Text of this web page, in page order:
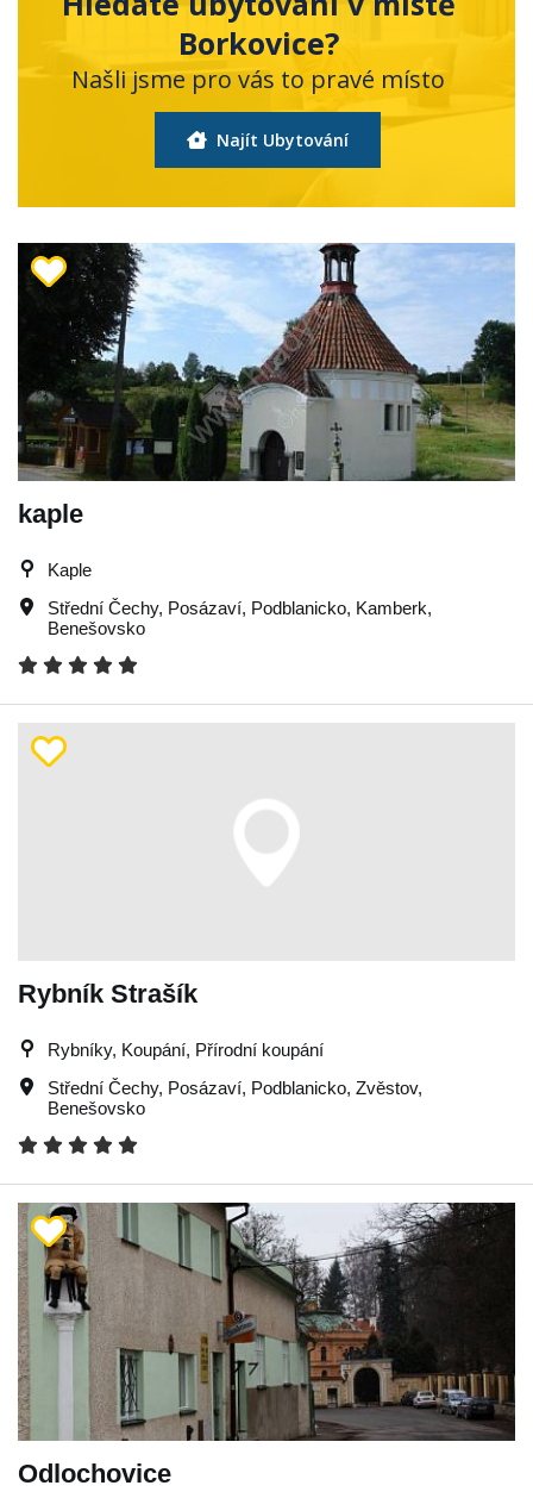
Borkovice?
Našli jsme pro vás to pravé místo
Najít Ubytování
kaple
Kaple
Střední Čechy, Posázaví, Podblanicko, Kamberk,
Benešovsko
Rybník Strašík
Rybníky, Koupání, Přírodní koupání
Střední Čechy, Posázaví, Podblanicko, Zvěstov,
Benešovsko
Odlochovice